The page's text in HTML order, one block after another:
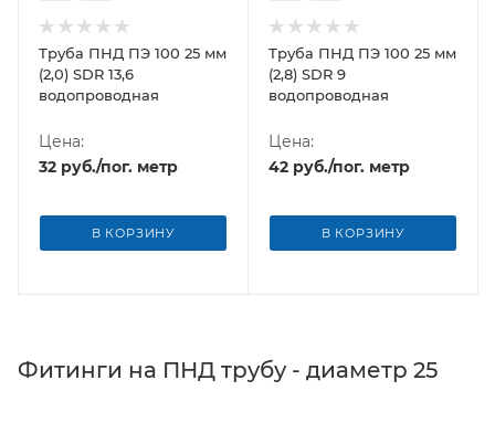
Труба ПНД ПЭ 100 25 мм
(2,0) SDR 13,6
водопроводная
Цена:
32 руб./пог. метр
В КОРЗИНУ
Труба ПНД ПЭ 100 25 мм
(2,8) SDR 9
водопроводная
Цена:
42 руб./пог. метр
В КОРЗИНУ
Фитинги на ПНД трубу - диаметр 25